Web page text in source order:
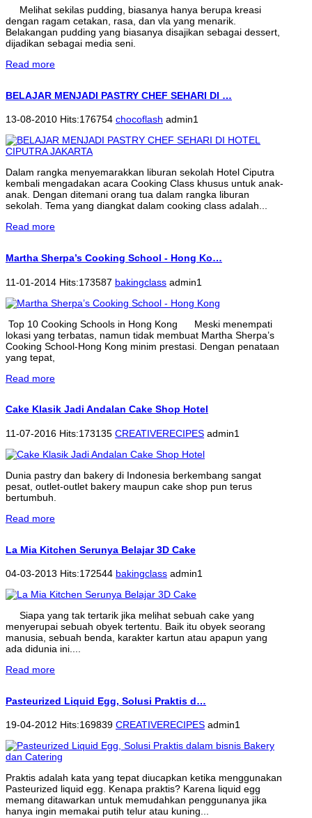
Melihat sekilas pudding, biasanya hanya berupa kreasi
dengan ragam cetakan, rasa, dan vla yang menarik.
Belakangan pudding yang biasanya disajikan sebagai dessert,
dijadikan sebagai media seni.
Read more
BELAJAR MENJADI PASTRY CHEF SEHARI DI …
13-08-2010 Hits:176754 chocoflash admin1
Dalam rangka menyemarakkan liburan sekolah Hotel Ciputra
kembali mengadakan acara Cooking Class khusus untuk anak-
anak. Dengan ditemani orang tua dalam rangka liburan
sekolah. Tema yang diangkat dalam cooking class adalah...
Read more
Martha Sherpa’s Cooking School - Hong Ko…
11-01-2014 Hits:173587 bakingclass admin1
Top 10 Cooking Schools in Hong Kong Meski menempati
lokasi yang terbatas, namun tidak membuat Martha Sherpa’s
Cooking School-Hong Kong minim prestasi. Dengan penataan
yang tepat,
Read more
Cake Klasik Jadi Andalan Cake Shop Hotel
11-07-2016 Hits:173135 CREATIVERECIPES admin1
Dunia pastry dan bakery di Indonesia berkembang sangat
pesat, outlet-outlet bakery maupun cake shop pun terus
bertumbuh.
Read more
La Mia Kitchen Serunya Belajar 3D Cake
04-03-2013 Hits:172544 bakingclass admin1
Siapa yang tak tertarik jika melihat sebuah cake yang
menyerupai sebuah obyek tertentu. Baik itu obyek seorang
manusia, sebuah benda, karakter kartun atau apapun yang
ada didunia ini....
Read more
Pasteurized Liquid Egg, Solusi Praktis d…
19-04-2012 Hits:169839 CREATIVERECIPES admin1
Praktis adalah kata yang tepat diucapkan ketika menggunakan
Pasteurized liquid egg. Kenapa praktis? Karena liquid egg
memang ditawarkan untuk memudahkan penggunanya jika
hanya ingin memakai putih telur atau kuning...